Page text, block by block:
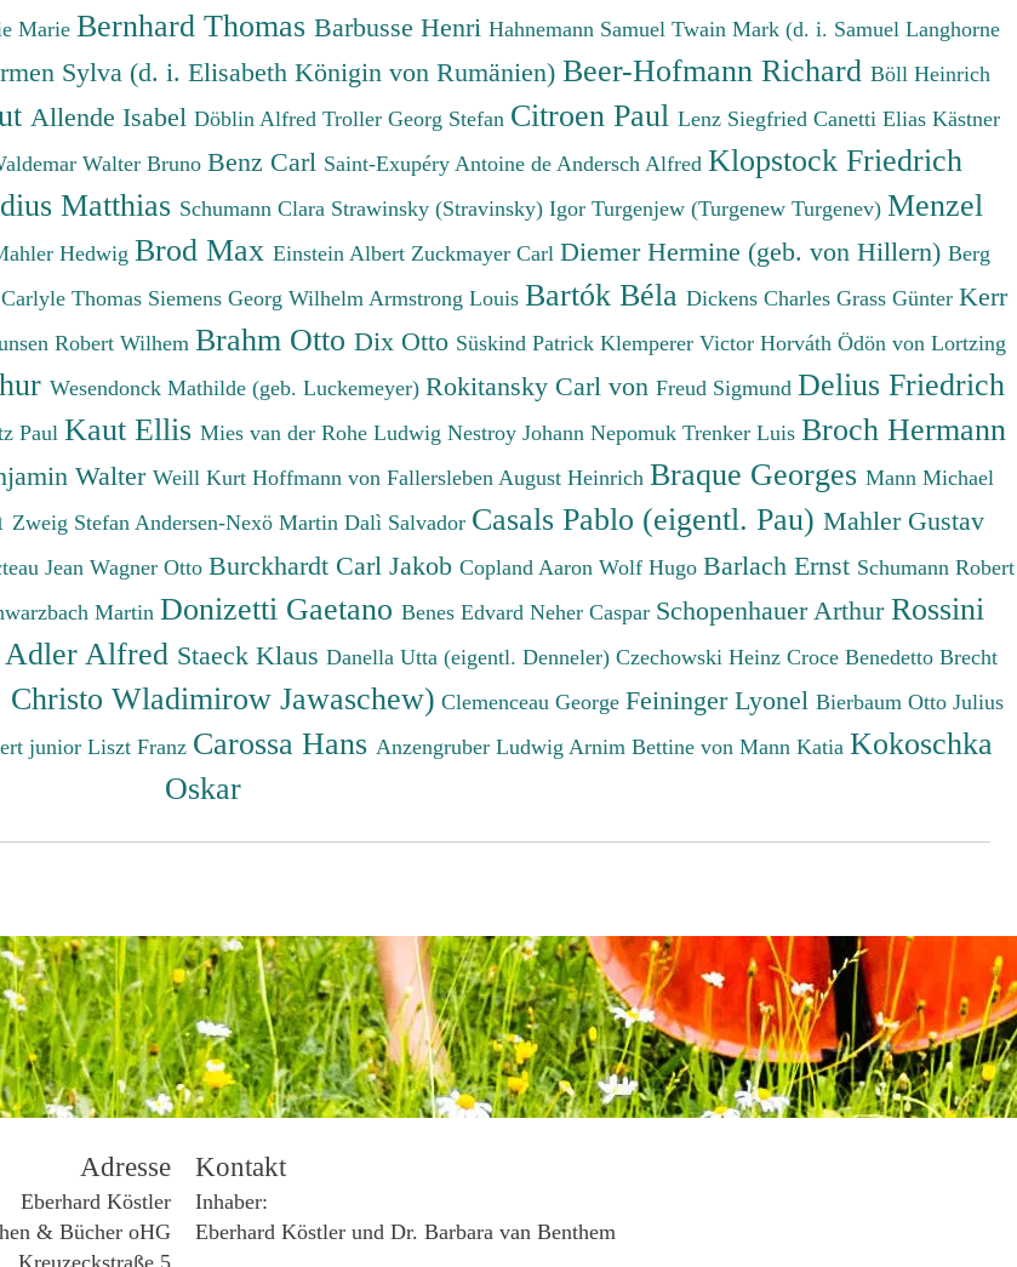
Marie Bernhard Thomas Barbusse Henri Hahnemann Samuel Twain Mark (d. i. Samuel Langhorne
Sylva (d. i. Elisabeth Königin von Rumänien) Beer-Hofmann Richard Böll Heinrich
Allende Isabel Döblin Alfred Troller Georg Stefan Citroen Paul Lenz Siegfried Canetti Elias Kästner
Walter Bruno Benz Carl Saint-Exupéry Antoine de Andersch Alfred Klopstock Friedrich
Matthias Schumann Clara Strawinsky (Stravinsky) Igor Turgenjew (Turgenew Turgenev) Menzel
Hedwig Brod Max Einstein Albert Zuckmayer Carl Diemer Hermine (geb. von Hillern) Berg
Carlyle Thomas Siemens Georg Wilhelm Armstrong Louis Bartók Béla Dickens Charles Grass Günter Kerr
Robert Wilhem Brahm Otto Dix Otto Süskind Patrick Klemperer Victor Horváth Ödön von Lortzing
Wesendonck Mathilde (geb. Luckemeyer) Rokitansky Carl von Freud Sigmund Delius Friedrich
Paul Kaut Ellis Mies van der Rohe Ludwig Nestroy Johann Nepomuk Trenker Luis Broch Hermann
Walter Weill Kurt Hoffmann von Fallersleben August Heinrich Braque Georges Mann Michael
Zweig Stefan Andersen-Nexö Martin Dalì Salvador Casals Pablo (eigentl. Pau) Mahler Gustav
Jean Wagner Otto Burckhardt Carl Jakob Copland Aaron Wolf Hugo Barlach Ernst Schumann Robert
Martin Donizetti Gaetano Benes Edvard Neher Caspar Schopenhauer Arthur Rossini
Adler Alfred Staeck Klaus Danella Utta (eigentl. Denneler) Czechowski Heinz Croce Benedetto Brecht
Wladimirow Jawaschew) Clemenceau George Feininger Lyonel Bierbaum Otto Julius
junior Liszt Franz Carossa Hans Anzengruber Ludwig Arnim Bettine von Mann Katia Kokoschka
Oskar
Adresse
Eberhard Köstler
& Bücher oHG
Kontakt
Inhaber:
Eberhard Köstler und Dr. Barbara van Benthem